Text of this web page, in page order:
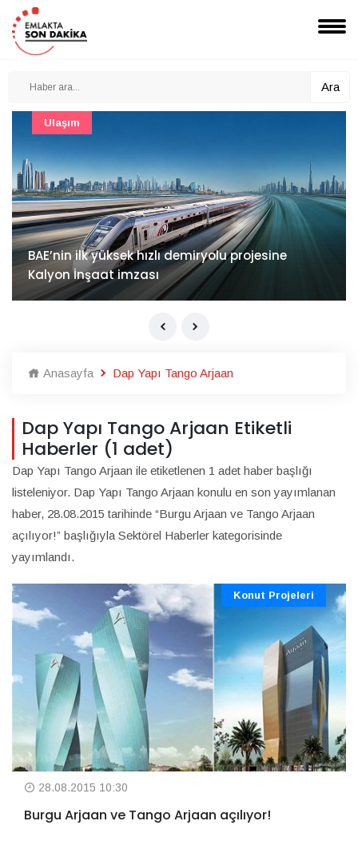
Ara
Mimarlık ve mühendislik projeleri e-PYS ile dijital
ortama taşınacak
Güncel
Anasayfa Dap Yapı Tango Arjaan
Dap Yapı Tango Arjaan Etiketli
Haberler (1 adet)
Dap Yapı Tango Arjaan ile etiketlenen 1 adet haber başlığı
listeleniyor. Dap Yapı Tango Arjaan konulu en son yayımlanan
haber, 28.08.2015 tarihinde “Burgu Arjaan ve Tango Arjaan
açılıyor!” başlığıyla Sektörel Haberler kategorisinde
yayımlandı.
Konut Projeleri
28.08.2015 10:30
Burgu Arjaan ve Tango Arjaan açılıyor!